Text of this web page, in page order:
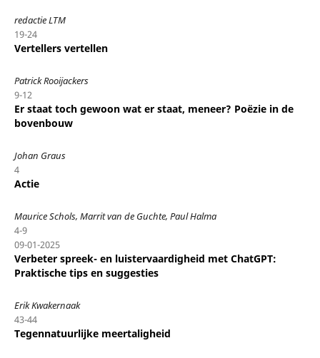
redactie LTM
19-24
Vertellers vertellen
Patrick Rooijackers
9-12
Er staat toch gewoon wat er staat, meneer? Poëzie in de
bovenbouw
Johan Graus
4
Actie
Maurice Schols, Marrit van de Guchte, Paul Halma
4-9
09-01-2025
Verbeter spreek- en luistervaardigheid met ChatGPT:
Praktische tips en suggesties
Erik Kwakernaak
43-44
Tegennatuurlijke meertaligheid